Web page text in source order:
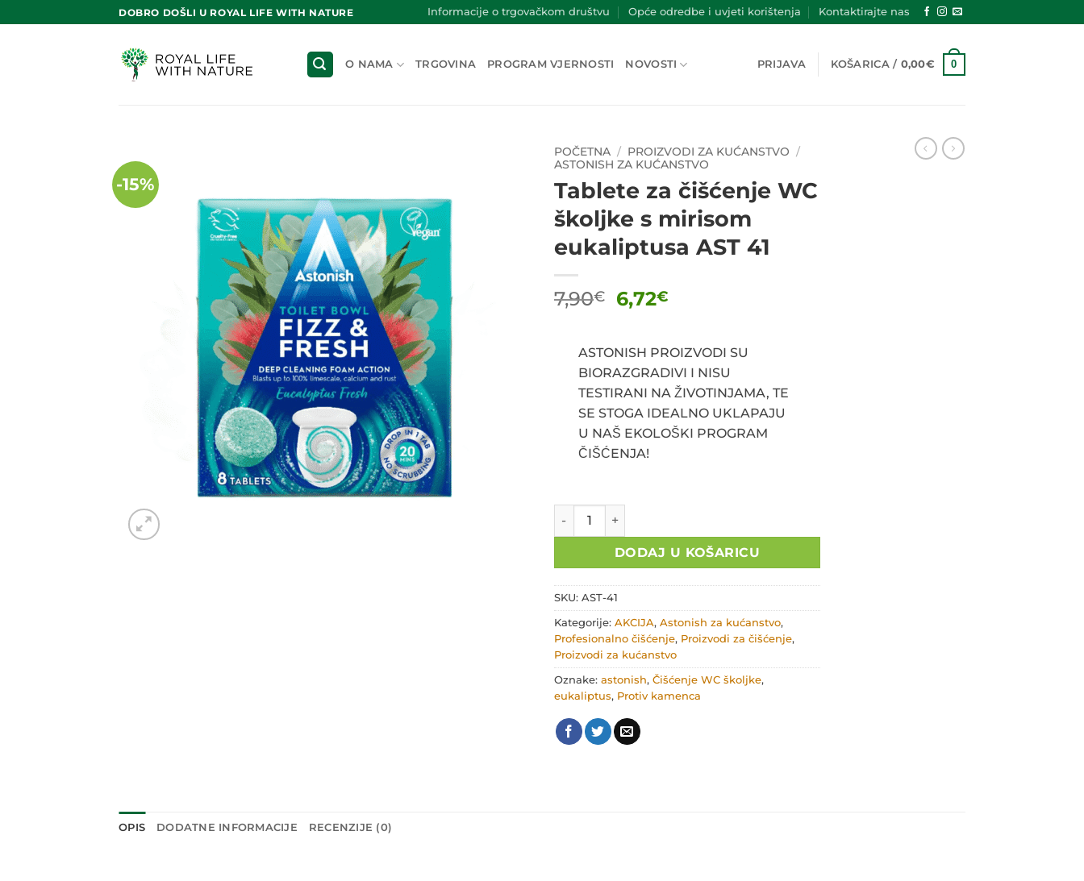
to
DOBRO DOŠLI U ROYAL LIFE WITH NATURE Informacije o trgovačkom društvu Opće odredbe i uvjeti korištenja Kontaktirajte nas
O NAMA TRGOVINA PROGRAM VJERNOSTI NOVOSTI PRIJAVA KOŠARICA / 0,00€ 0
-15%
POČETNA / PROIZVODI ZA KUĆANSTVO /
ASTONISH ZA KUĆANSTVO
Tablete za čišćenje WC
školjke s mirisom
eukaliptusa AST 41
7,90€
Izvorna
je:
7,90€.
6,72€
6,72€.
ASTONISH PROIZVODI SU
BIORAZGRADIVI I NISU
TESTIRANI NA ŽIVOTINJAMA, TE
SE STOGA IDEALNO UKLAPAJU
U NAŠ EKOLOŠKI PROGRAM
ČIŠĆENJA!
Tablete za čišćenje WC školjke s mirisom eukaliptusa AST 41 količina
DODAJ U KOŠARICU
SKU: AST-41
Kategorije: AKCIJA, Astonish za kućanstvo,
Profesionalno čišćenje, Proizvodi za čišćenje,
Proizvodi za kućanstvo
Oznake: astonish, Čišćenje WC školjke,
eukaliptus, Protiv kamenca
OPIS DODATNE INFORMACIJE RECENZIJE (0)